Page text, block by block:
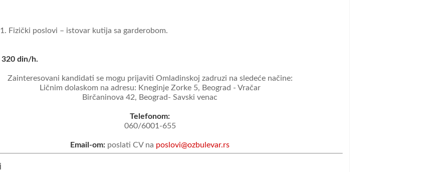
Fizički poslovi – istovar kutija sa garderobom.
320 din/h.
Zainteresovani kandidati se mogu prijaviti Omladinskoj zadruzi na sledeće načine:
Ličnim dolaskom na adresu: Kneginje Zorke 5, Beograd - Vračar
Birčaninova 42, Beograd- Savski venac
Telefonom:
060/6001-655
Email-om: poslati CV na poslovi@ozbulevar.rs